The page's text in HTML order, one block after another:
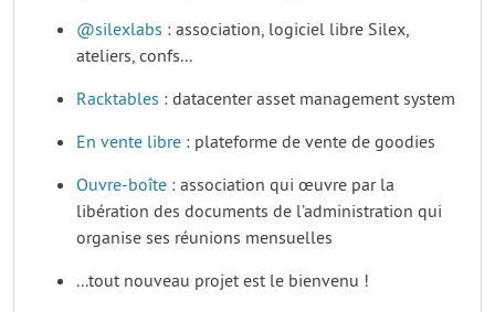
@silexlabs : association, logiciel libre Silex,
ateliers, confs...
Racktables : datacenter asset management system
En vente libre : plateforme de vente de goodies
Ouvre-boîte : association qui œuvre par la
libération des documents de l’administration qui
organise ses réunions mensuelles
...tout nouveau projet est le bienvenu !